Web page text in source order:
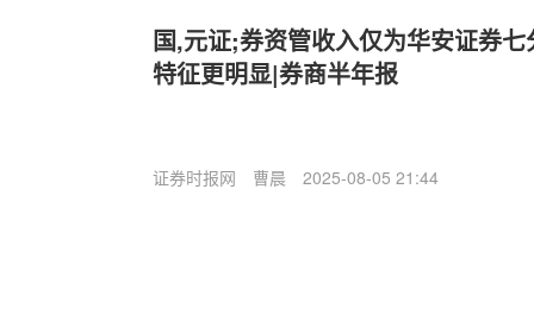
国,元证;券资管收入仅为华安证券
特征更明显|券商半年报
证券时报网 曹晨 2025-08-05 21:44